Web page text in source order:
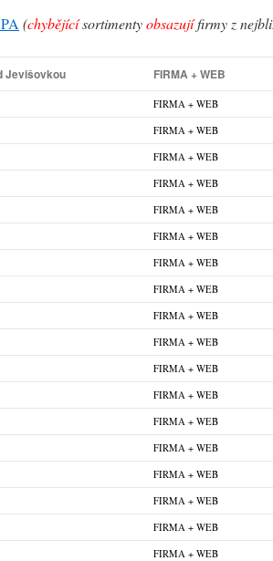
(chybějícísortimentyobsazujífirmy z
Jevišovkou FIRMA + WEB
FIRMA + WEB
FIRMA + WEB
FIRMA + WEB
FIRMA + WEB
FIRMA + WEB
FIRMA + WEB
FIRMA + WEB
FIRMA + WEB
FIRMA + WEB
FIRMA + WEB
FIRMA + WEB
FIRMA + WEB
FIRMA + WEB
FIRMA + WEB
FIRMA + WEB
FIRMA + WEB
FIRMA + WEB
FIRMA + WEB